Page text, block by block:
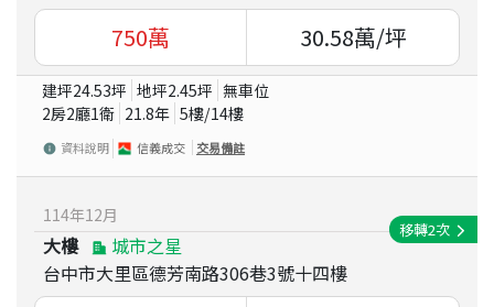
750萬 30.58萬/坪
建坪24.53坪 地坪2.45坪 無車位
2房2廳1衛 21.8年 5樓/14樓
資料說明 信義成交 交易備註
114年12月
大樓
城市之星
台中市大里區德芳南路306巷3號十四樓
移轉2次